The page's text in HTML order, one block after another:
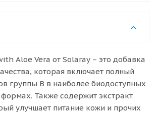
Aloe Vera от Solaray – это добавка
которая включает полный
группы B в наиболее биодоступных
Также содержит экстракт
улучшает питание кожи и прочих